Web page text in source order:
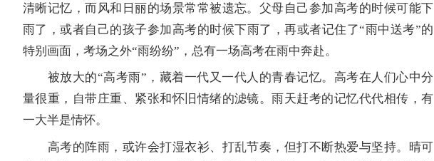
清晰记忆，而风和日丽的场景常常被遗忘。父母自己参加高考的时候可能下
雨了，或者自己的孩子参加高考的时候下雨了，再或者记住了“雨中送考”的
特别画面，考场之外“雨纷纷”，总有一场高考在雨中奔赴。
被放大的“高考雨”，藏着一代又一代人的青春记忆。高考在人们心中分
量很重，自带庄重、紧张和怀旧情绪的滤镜。雨天赶考的记忆代代相传，有
一大半是情怀。
高考的阵雨，或许会打湿衣衫、打乱节奏，但打不断热爱与坚持。晴可